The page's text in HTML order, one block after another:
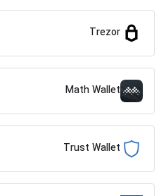
Trezor
Math Wallet
Trust Wallet